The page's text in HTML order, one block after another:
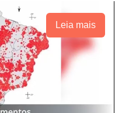
Leia mais